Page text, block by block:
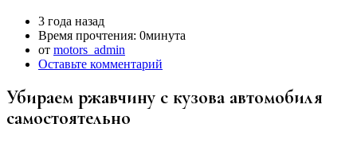
3 года назад
Время прочтения: 0минута
от motors_admin
Оставьте комментарий
Убираем ржавчину с кузова автомобиля
самостоятельно